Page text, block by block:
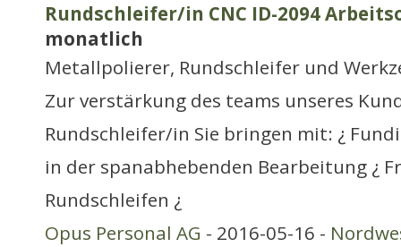
Rundschleifer/in CNC ID-2094
monatlich
Metallpolierer, Rundschleifer und
Zur verstärkung des teams unseres
Rundschleifer/in Sie bringen mit: ¿
in der spanabhebenden Bearbeitung ¿
Rundschleifen ¿
Opus Personal AG - 2016-05-16 -